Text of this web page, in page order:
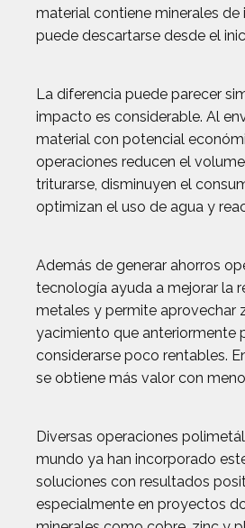
material contiene minerales de
puede descartarse desde el
La diferencia puede parecer
impacto es considerable. Al
material con potencial
operaciones reducen el
triturarse, disminuyen el
optimizan el uso de agua y
Además de generar ahorros
tecnología ayuda a mejorar la
metales y permite aprovechar
yacimiento que anteriormente
considerarse poco rentables.
se obtiene más valor con
Diversas operaciones
mundo ya han incorporado
soluciones con resultados
especialmente en proyectos